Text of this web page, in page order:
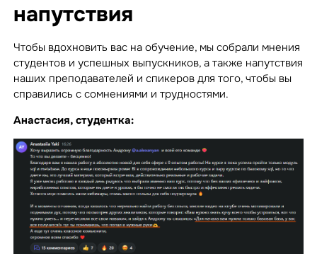
напутствия
Чтобы вдохновить вас на обучение, мы собрали мнения
студентов и успешных выпускников, а также напутствия
наших преподавателей и спикеров для того, чтобы вы
справились с сомнениями и трудностями.
Анастасия, студентка: